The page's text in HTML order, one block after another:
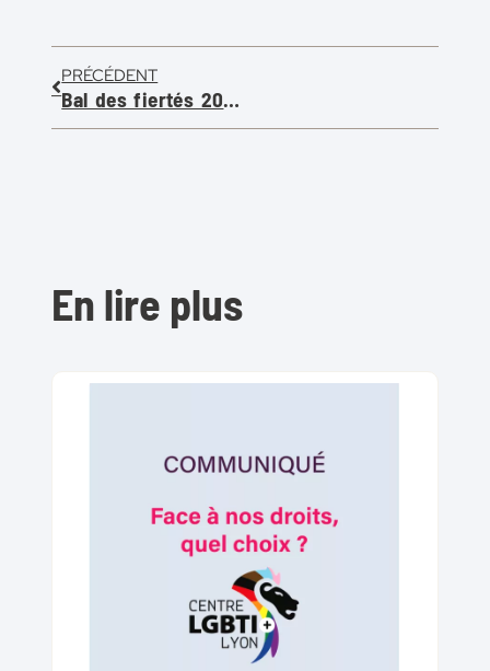
PRÉCÉDENT
Bal des fiertés 2024
En lire plus